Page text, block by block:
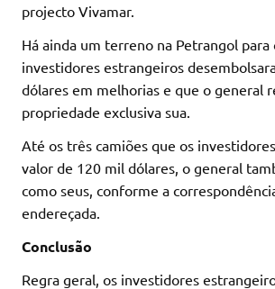
projecto Vivamar.
Há ainda um terreno na Petrangol para
investidores estrangeiros
dólares em melhorias e que o general
propriedade exclusiva sua.
Até os três camiões que os
valor de 120 mil dólares, o general
como seus, conforme a
endereçada.
Conclusão
Regra geral, os investidores